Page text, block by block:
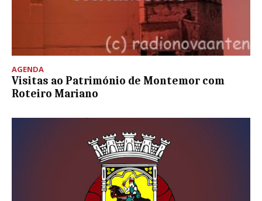
AGENDA
Visitas ao Património de Montemor com
Roteiro Mariano